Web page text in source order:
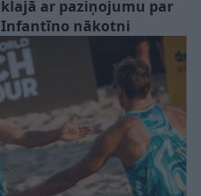
klajā ar paziņojumu par
Infantīno nākotni